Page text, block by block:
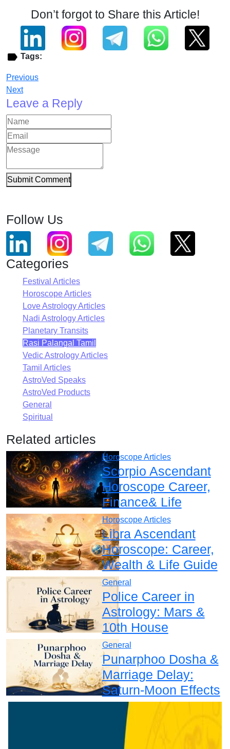
Don’t forgot to Share this Article!
Tags:
Previous
Next
Leave a Reply
Submit Comment
Follow Us
Categories
Festival Articles
Horoscope Articles
Love Astrology Articles
Nadi Astrology Articles
Planetary Transits
Rasi Palangal Tamil
Vedic Astrology Articles
Tamil Articles
AstroVed Speaks
AstroVed Products
General
Spiritual
Related articles
Horoscope Articles
Scorpio Ascendant
Horoscope Career,
Finance& Life
Horoscope Articles
Libra Ascendant
Horoscope: Career,
Wealth & Life Guide
General
Police Career in
Astrology: Mars &
10th House
General
Punarphoo Dosha &
Marriage Delay:
Saturn-Moon Effects